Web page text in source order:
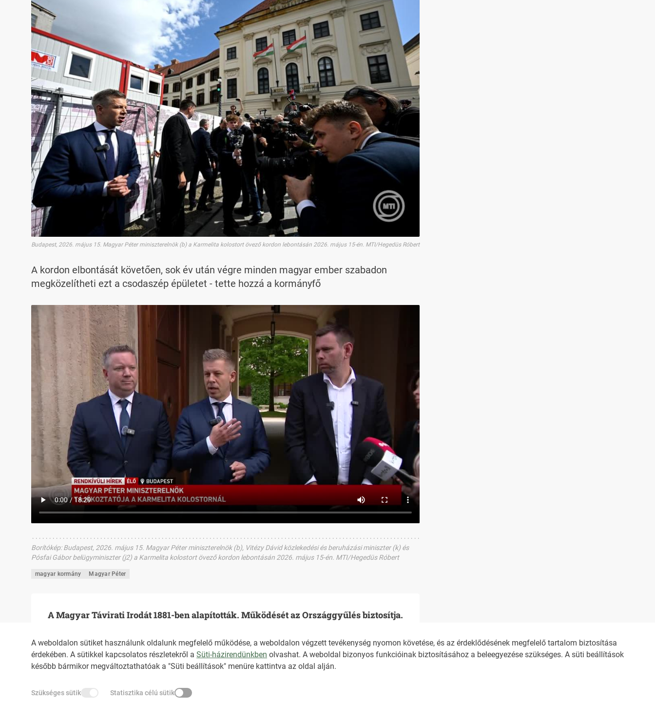
A weboldalon sütiket használunk oldalunk megfelelő működése, a weboldalon végzett tevékenység nyomon követése, és az érdeklődésének megfelelő tartalom biztosítása
érdekében. A sütikkel kapcsolatos részletekről a Süti-házirendünkben olvashat. A weboldal bizonyos funkcióinak biztosításához a beleegyezése szükséges. A süti beállítások
később bármikor megváltoztathatóak a "Süti beállítások" menüre kattintva az oldal alján.
Szükséges sütik Statisztika célú sütik
Budapest, 2026. május 15. Magyar Péter miniszterelnök (b) a Karmelita kolostort övező kordon lebontásán 2026. május 15-én. MTI/Hegedüs Róbert
A kordon elbontását követően, sok év után végre minden magyar ember szabadon
megközelítheti ezt a csodaszép épületet - tette hozzá a kormányfő
Borítókép:Budapest, 2026. május 15. Magyar Péter miniszterelnök (b), Vitézy Dávid közlekedési és beruházási miniszter (k) és
Pósfai Gábor belügyminiszter (j2) a Karmelita kolostort övező kordon lebontásán 2026. május 15-én. MTI/Hegedüs Róbert
magyar kormány Magyar Péter
A Magyar Távirati Irodát 1881-ben alapították. Működését az Országgyűlés biztosítja.
HIRADO.HU MEDIAKLIKK.HU
M4SPORT.HU NEMZETISPORT.HU